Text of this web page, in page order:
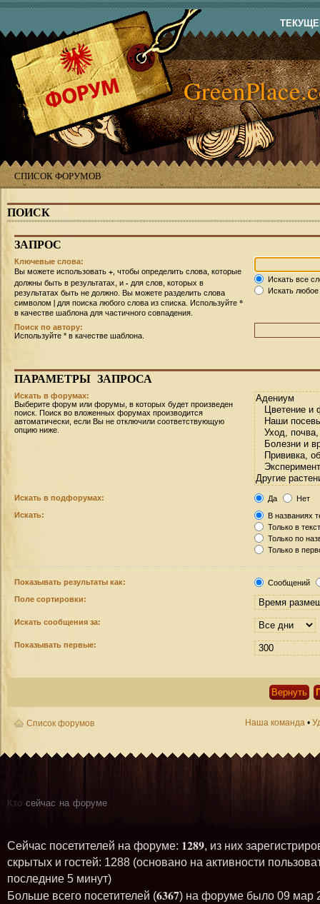
СПИСОК ФОРУМОВ
ПОИСК
ЗАПРОС
Ключевые слова:
Вы можете использовать + , чтобы определить слова, которые
должны быть в результатах, и - для слов, которых в
результатах быть не должно. Вы можете разделить слова
символом | для поиска любого слова из списка. Используйте *
в качестве шаблона для частичного совпадения.
Искать все
Искать
Поиск по автору:
Используйте * в качестве шаблона.
ПАРАМЕТРЫ ЗАПРОСА
Искать в форумах:
Выберите форум или форумы, в которых будет произведен
поиск. Поиск во вложенных форумах производится
автоматически, если Вы не отключили соответствующую
опцию ниже.
Искать в подфорумах: Да
Нет
Искать:
В названиях
Только в
Только по
Только в
Показывать результаты как:
Сообщений
Поле сортировки:
Искать сообщения за:
Показывать первые:
Список форумов Наша команда •
Кто сейчас на форуме
Сейчас посетителей на форуме: 1289, из них
скрытых и гостей: 1288 (основано на активности
последние 5 минут)
Больше всего посетителей (6367) на форуме было 09 мар